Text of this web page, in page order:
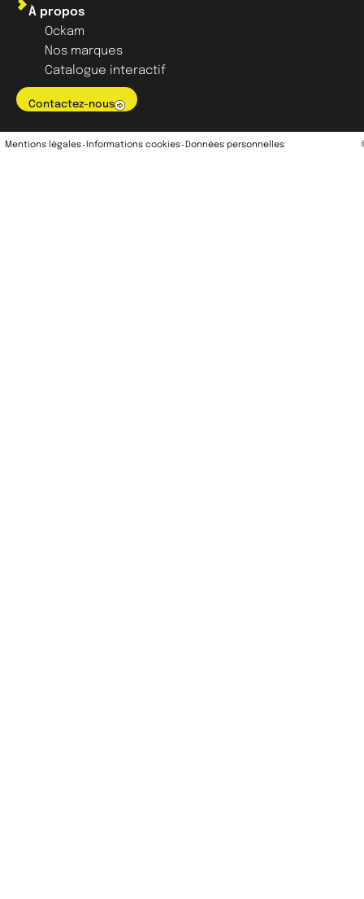
À propos
Ockam
Nos marques
Catalogue interactif
Contactez-nous
Mentions légales Informations cookies Données personnelles